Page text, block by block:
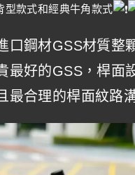
型款式和經典牛角款式
口鋼材GSS材質整
最好的GSS，桿面
最合理的桿面紋路